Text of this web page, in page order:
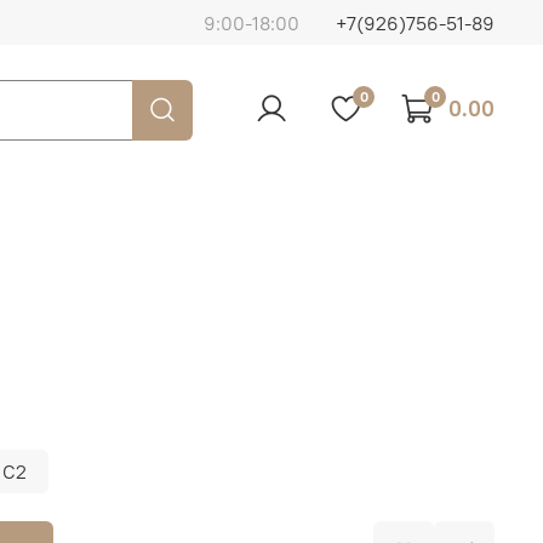
9:00-18:00 +7(926)756-51-89
0 0 0.00
C2